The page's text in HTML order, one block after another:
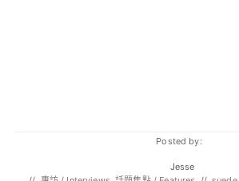
Posted by:
Jesse